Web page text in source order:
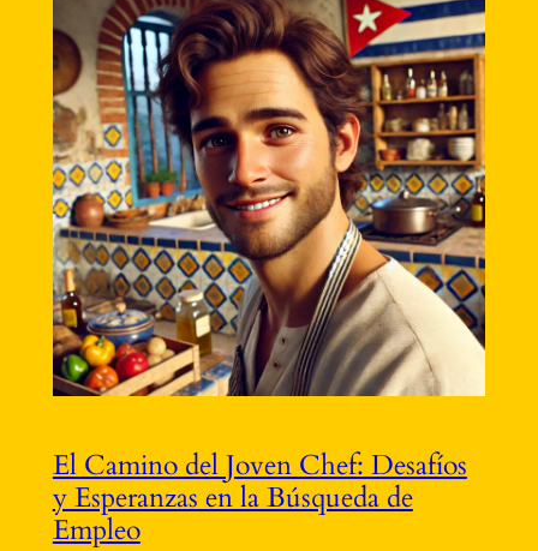
El Camino del Joven Chef: Desafíos
y Esperanzas en la Búsqueda de
Empleo